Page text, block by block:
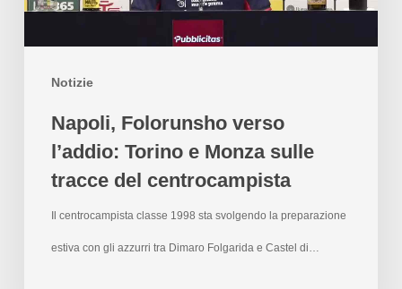
Notizie
Napoli, Folorunsho verso
l’addio: Torino e Monza sulle
tracce del centrocampista
Il centrocampista classe 1998 sta svolgendo la preparazione
estiva con gli azzurri tra Dimaro Folgarida e Castel di…